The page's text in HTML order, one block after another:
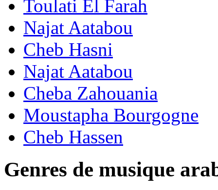
Toulati El Farah
Najat Aatabou
Cheb Hasni
Najat Aatabou
Cheba Zahouania
Moustapha Bourgogne
Cheb Hassen
Genres de musique